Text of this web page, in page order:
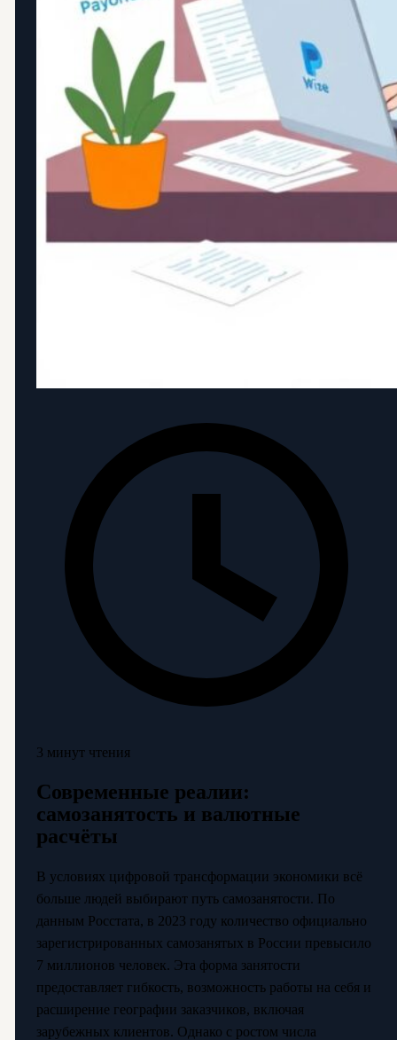
3 минут чтения
Современные реалии:
самозанятость и валютные
расчёты
В условиях цифровой трансформации экономики всё
больше людей выбирают путь самозанятости. По
данным Росстата, в 2023 году количество официально
зарегистрированных самозанятых в России превысило
7 миллионов человек. Эта форма занятости
предоставляет гибкость, возможность работы на себя и
расширение географии заказчиков, включая
зарубежных клиентов. Однако с ростом числа